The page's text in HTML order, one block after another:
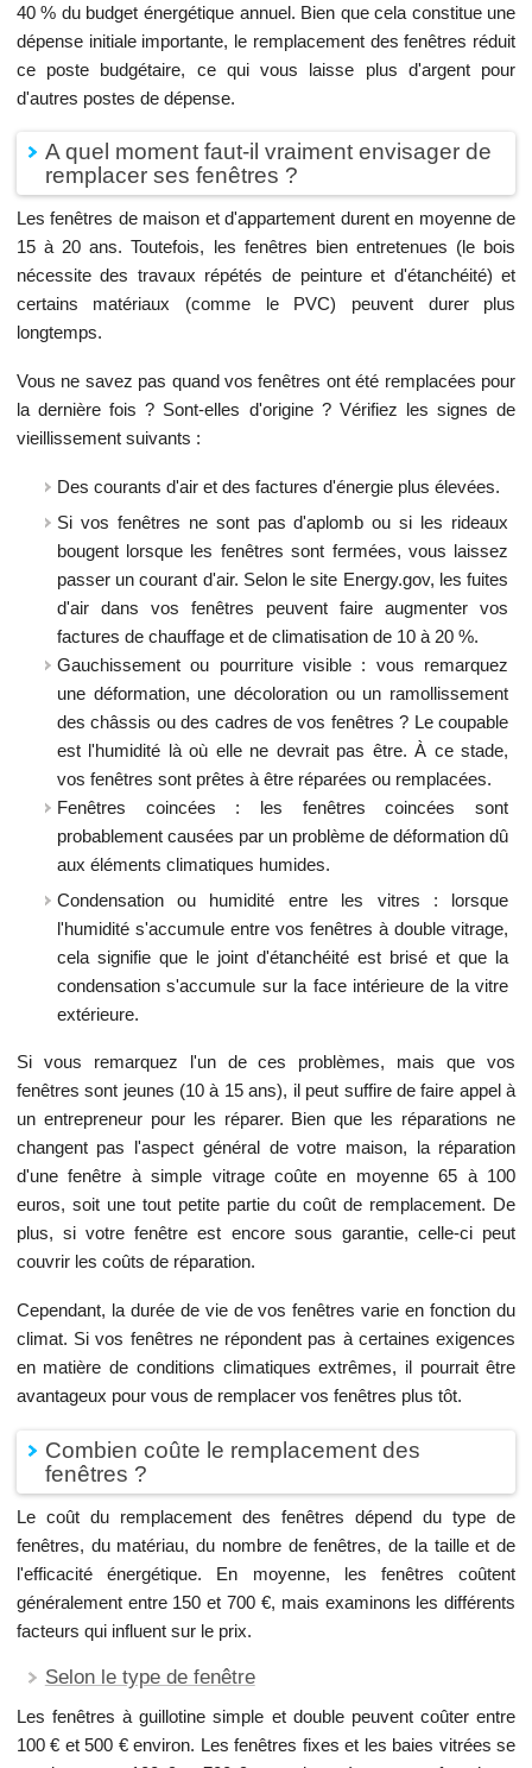
40 % du budget énergétique annuel. Bien que cela constitue une
dépense initiale importante, le remplacement des fenêtres réduit
ce poste budgétaire, ce qui vous laisse plus d'argent pour
d'autres postes de dépense.
A quel moment faut-il vraiment envisager de
remplacer ses fenêtres ?
Les fenêtres de maison et d'appartement durent en moyenne de
15 à 20 ans. Toutefois, les fenêtres bien entretenues (le bois
nécessite des travaux répétés de peinture et d'étanchéité) et
certains matériaux (comme le PVC) peuvent durer plus
longtemps.
Vous ne savez pas quand vos fenêtres ont été remplacées pour
la dernière fois ? Sont-elles d'origine ? Vérifiez les signes de
vieillissement suivants :
Des courants d'air et des factures d'énergie plus élevées.
Si vos fenêtres ne sont pas d'aplomb ou si les rideaux
bougent lorsque les fenêtres sont fermées, vous laissez
passer un courant d'air. Selon le site Energy.gov, les fuites
d'air dans vos fenêtres peuvent faire augmenter vos
factures de chauffage et de climatisation de 10 à 20 %.
Gauchissement ou pourriture visible : vous remarquez
une déformation, une décoloration ou un ramollissement
des châssis ou des cadres de vos fenêtres ? Le coupable
est l'humidité là où elle ne devrait pas être. À ce stade,
vos fenêtres sont prêtes à être réparées ou remplacées.
Fenêtres coincées : les fenêtres coincées sont
probablement causées par un problème de déformation dû
aux éléments climatiques humides.
Condensation ou humidité entre les vitres : lorsque
l'humidité s'accumule entre vos fenêtres à double vitrage,
cela signifie que le joint d'étanchéité est brisé et que la
condensation s'accumule sur la face intérieure de la vitre
extérieure.
Si vous remarquez l'un de ces problèmes, mais que vos
fenêtres sont jeunes (10 à 15 ans), il peut suffire de faire appel à
un entrepreneur pour les réparer. Bien que les réparations ne
changent pas l'aspect général de votre maison, la réparation
d'une fenêtre à simple vitrage coûte en moyenne 65 à 100
euros, soit une tout petite partie du coût de remplacement. De
plus, si votre fenêtre est encore sous garantie, celle-ci peut
couvrir les coûts de réparation.
Cependant, la durée de vie de vos fenêtres varie en fonction du
climat. Si vos fenêtres ne répondent pas à certaines exigences
en matière de conditions climatiques extrêmes, il pourrait être
avantageux pour vous de remplacer vos fenêtres plus tôt.
Combien coûte le remplacement des
fenêtres ?
Le coût du remplacement des fenêtres dépend du type de
fenêtres, du matériau, du nombre de fenêtres, de la taille et de
l'efficacité énergétique. En moyenne, les fenêtres coûtent
généralement entre 150 et 700 €, mais examinons les différents
facteurs qui influent sur le prix.
Selon le type de fenêtre
Les fenêtres à guillotine simple et double peuvent coûter entre
100 € et 500 € environ. Les fenêtres fixes et les baies vitrées se